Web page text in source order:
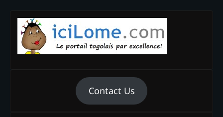
Contact Us